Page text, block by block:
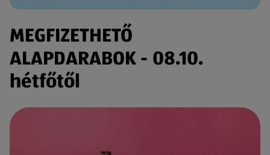
MEGFIZETHETŐ
ALAPDARABOK - 08.10.
hétfőtől